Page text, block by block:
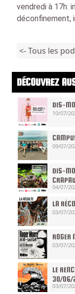
vendredi à 17h:
déconfinement,
<- Tous les
DÉCOUVREZ
DIS-
10/07/
09/07/
DIS-
04/07/
LA
03/07/
03/07/
LE
30/06/
03/07/